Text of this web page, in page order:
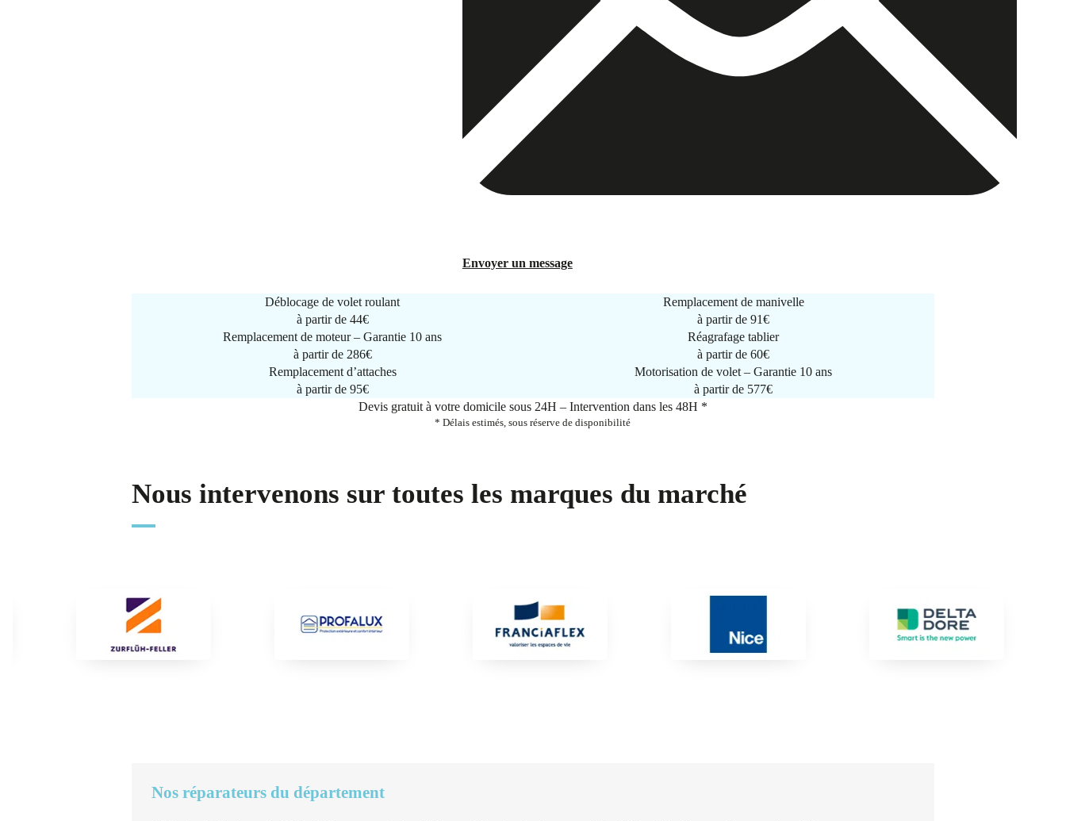
Envoyer un message
Déblocage de volet roulant
à partir de 44€
Remplacement de manivelle
à partir de91€
Remplacement de moteur – Garantie 10 ans
à partir de 286€
Réagrafage tablier
à partir de60€
Remplacement d’attaches
à partir de 95€
Motorisation de volet – Garantie 10 ans
à partir de 577€
Devis gratuit à votre domicile sous 24H – Intervention dans les 48H *
* Délais estimés, sous réserve de disponibilité
Nous intervenons sur toutes les marques du marché
Nos réparateurs du département